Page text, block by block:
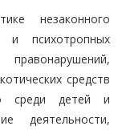
незаконного
и психотропных
средств
среди детей и
деятельности,